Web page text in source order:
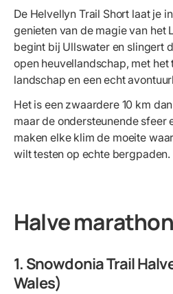
De Helvellyn Trail Short laat je
genieten van de magie van het
begint bij Ullswater en slingert
open heuvellandschap, met
landschap en een echt
Het is een zwaardere 10 km
maar de ondersteunende sfeer
maken elke klim de moeite
wilt testen op echte bergpaden.
Halve
1. Snowdonia Trail
Wales)